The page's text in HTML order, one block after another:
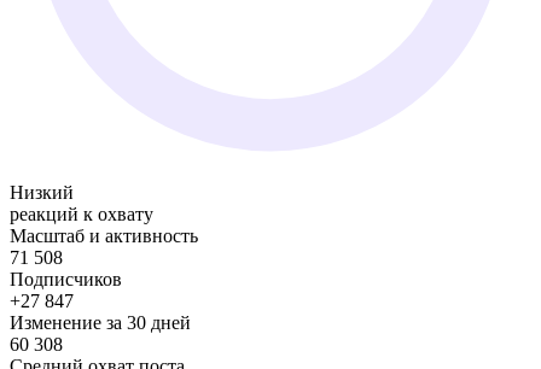
Низкий
реакций к охвату
Масштаб и активность
71 508
Подписчиков
+27 847
Изменение за 30 дней
60 308